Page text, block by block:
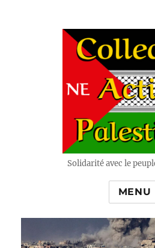
Solidarité avec le
MENU